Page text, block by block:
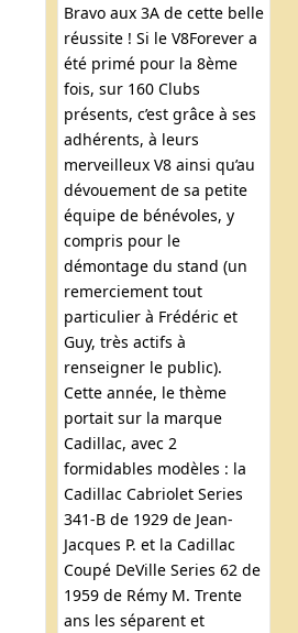
Bravo aux 3A de cette belle
réussite ! Si le V8Forever a
été primé pour la 8ème
fois, sur 160 Clubs
présents, c’est grâce à ses
adhérents, à leurs
merveilleux V8 ainsi qu’au
dévouement de sa petite
équipe de bénévoles, y
compris pour le
démontage du stand (un
remerciement tout
particulier à Frédéric et
Guy, très actifs à
renseigner le public).
Cette année, le thème
portait sur la marque
Cadillac, avec 2
formidables modèles : la
Cadillac Cabriolet Series
341-B de 1929 de Jean-
Jacques P. et la Cadillac
Coupé DeVille Series 62 de
1959 de Rémy M. Trente
ans les séparent et